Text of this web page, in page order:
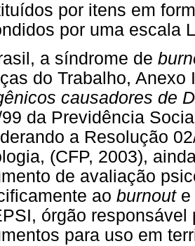
por itens em
por uma escala
a síndrome de
do Trabalho,
causadores de
da Previdência
a Resolução
(CFP, 2003),
de avaliação
ao burnout e
órgão
para uso em